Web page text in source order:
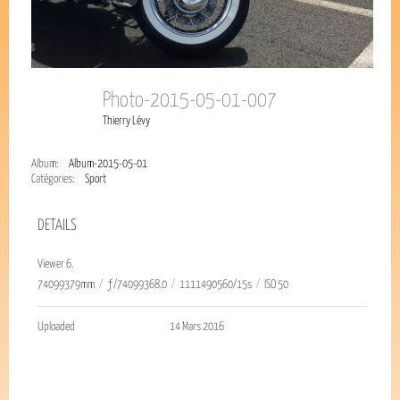
Photo-2015-05-01-007
Thierry Lévy
Album:
Album-2015-05-01
Catégories:
Sport
DETAILS
Viewer 6.
74099379mm / ƒ/74099368.0 / 1111490560/15s / ISO 50
Uploaded 14 Mars 2016